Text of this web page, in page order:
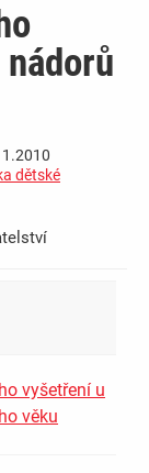
dětské
vyšetření u
věku